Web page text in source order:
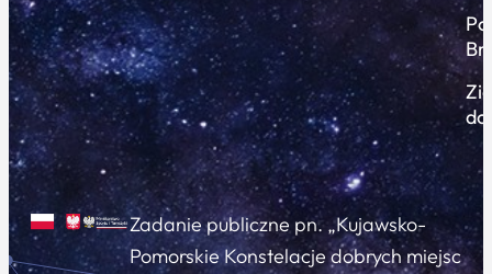
Zadanie publiczne pn. „Kujawsko-
Pomorskie Konstelacje dobrych miejsc